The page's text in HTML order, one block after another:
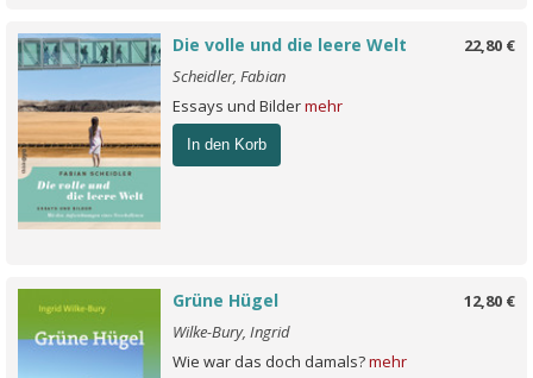
22,80 €
Die volle und die leere Welt
Scheidler, Fabian
Essays und Bildermehr
In den Korb
12,80 €
Grüne Hügel
Wilke-Bury, Ingrid
Wie war das doch damals?mehr